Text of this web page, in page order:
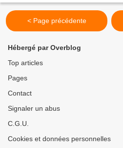
< Page précédente
Hébergé par Overblog
Top articles
Pages
Contact
Signaler un abus
C.G.U.
Cookies et données personnelles